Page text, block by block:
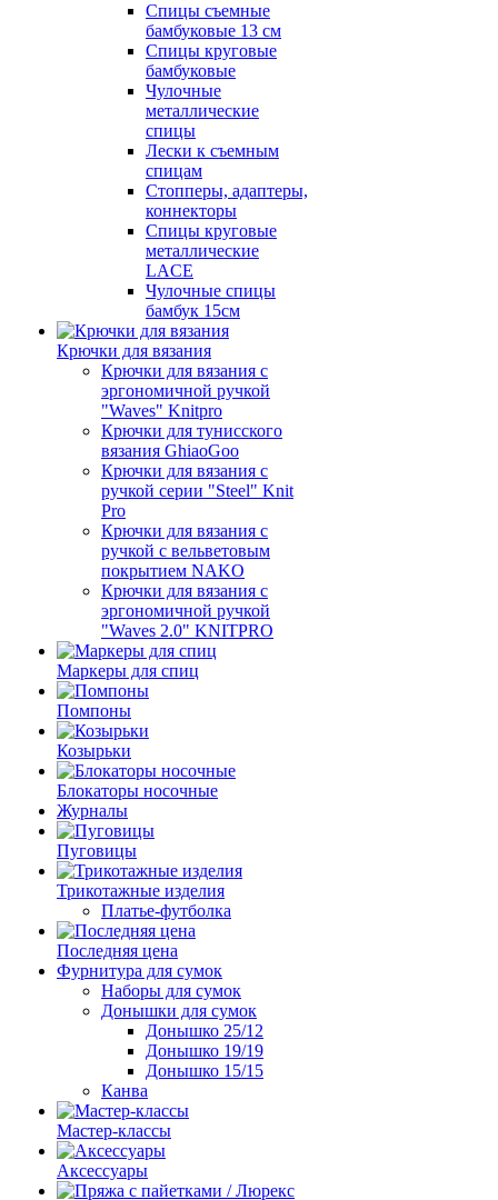
Спицы съемные
бамбуковые 13 см
Спицы круговые
бамбуковые
Чулочные
металлические
спицы
Лески к съемным
спицам
Стопперы, адаптеры,
коннекторы
Спицы круговые
металлические
LACE
Чулочные спицы
бамбук 15см
Крючки для вязания
Крючки для вязания с
эргономичной ручкой
"Waves" Knitpro
Крючки для тунисского
вязания GhiaoGoo
Крючки для вязания с
ручкой серии "Steel" Knit
Pro
Крючки для вязания с
ручкой с вельветовым
покрытием NAKO
Крючки для вязания с
эргономичной ручкой
"Waves 2.0" KNITPRO
Маркеры для спиц
Помпоны
Козырьки
Блокаторы носочные
Журналы
Пуговицы
Трикотажные изделия
Платье-футболка
Последняя цена
Фурнитура для сумок
Наборы для сумок
Донышки для сумок
Донышко 25/12
Донышко 19/19
Донышко 15/15
Канва
Мастер-классы
Аксессуары